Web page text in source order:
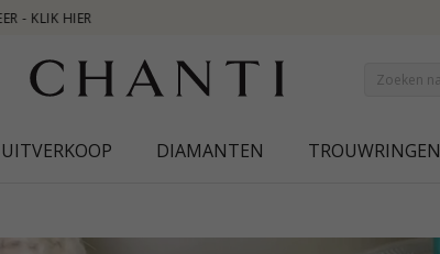
UITVERKOOP DIAMANTEN TROUWRINGEN